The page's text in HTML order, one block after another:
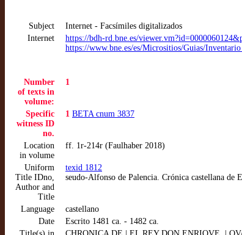
Subject
Internet - Facsímiles digitalizados
Internet
https://bdh-rd.bne.es/
https://www.bne.es/es/Micrositios/Guias/
Number
of texts in
volume:
1
Specific
witness ID
no.
1 BETA cnum 3837
Location
in volume
ff. 1r-214r (Faulhaber 2018)
Uniform
Title IDno,
Author and
Title
texid 1812
seudo-Alfonso de Palencia. Crónica castellana de
Language
castellano
Date
Escrito 1481 ca. - 1482 ca.